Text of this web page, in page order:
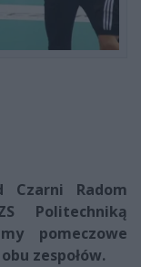
Czarni Radom
Politechniką
pomeczowe
zespołów.